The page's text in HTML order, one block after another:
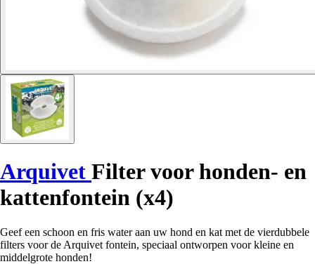
Arquivet Filter voor honden- en
kattenfontein (x4)
Geef een schoon en fris water aan uw hond en kat met de vierdubbele
filters voor de Arquivet fontein, speciaal ontworpen voor kleine en
middelgrote honden!